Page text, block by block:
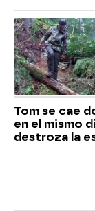
Tom se cae
en el mismo
destroza la